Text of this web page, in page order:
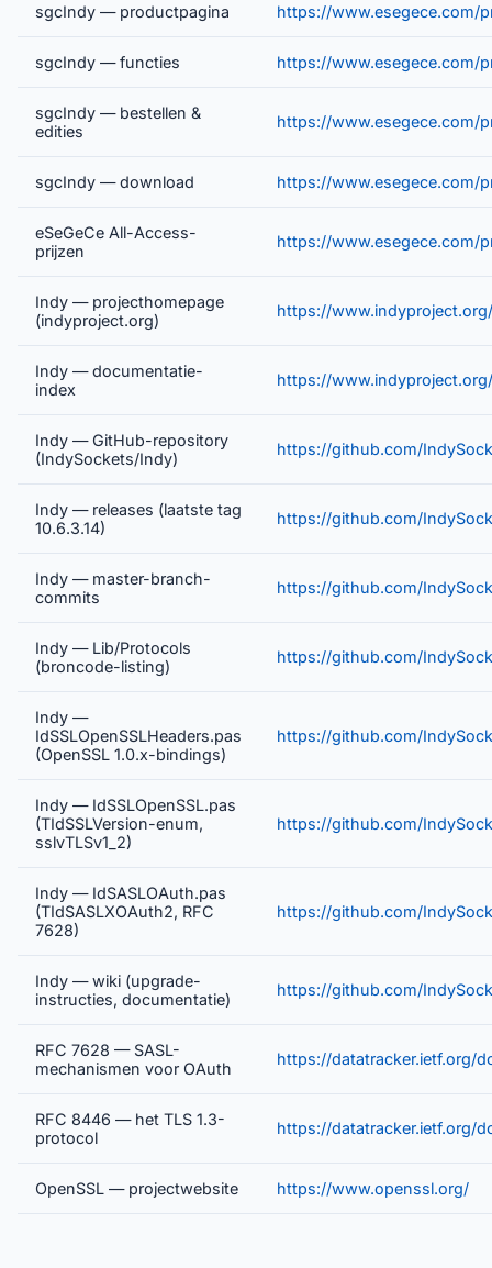
sgcIndy — productpagina https://www.esegece.com/
sgcIndy — functies https://www.esegece.com/
sgcIndy — bestellen &
edities
https://www.esegece.com/
sgcIndy — download https://www.esegece.com/
eSeGeCe All-Access-
prijzen
https://www.esegece.com/
Indy — projecthomepage
(indyproject.org)
https://www.indyproject.org/
Indy — documentatie-
index
https://
Indy — GitHub-repository
(IndySockets/Indy)
https://github.com/
Indy — releases (laatste tag
10.6.3.14)
https://github.com/
Indy — master-branch-
commits
https://github.com/
Indy — Lib/Protocols
(broncode-listing)
https://github.com/
Indy —
IdSSLOpenSSLHeaders.pas
(OpenSSL 1.0.x-bindings)
https://github.com/
Indy — IdSSLOpenSSL.pas
(TIdSSLVersion-enum,
sslvTLSv1_2)
https://github.com/
Indy — IdSASLOAuth.pas
(TIdSASLXOAuth2, RFC
7628)
https://github.com/
Indy — wiki (upgrade-
instructies, documentatie)
https://github.com/
RFC 7628 — SASL-
mechanismen voor OAuth
https://datatracker.ietf.org/
RFC 8446 — het TLS 1.3-
protocol
https://datatracker.ietf.org/
OpenSSL — projectwebsite https://www.openssl.org/